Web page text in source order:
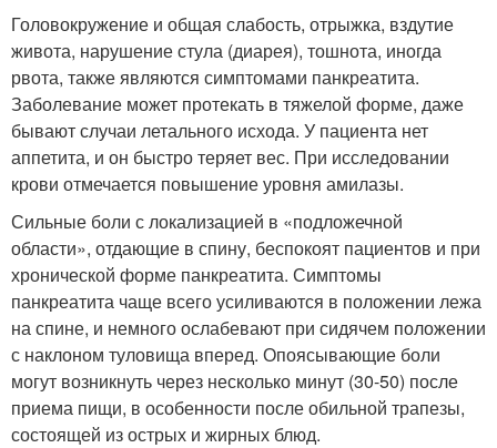
Головокружение и общая слабость, отрыжка, вздутие
живота, нарушение стула (диарея), тошнота, иногда
рвота, также являются симптомами панкреатита.
Заболевание может протекать в тяжелой форме, даже
бывают случаи летального исхода. У пациента нет
аппетита, и он быстро теряет вес. При исследовании
крови отмечается повышение уровня амилазы.
Сильные боли с локализацией в «подложечной
области», отдающие в спину, беспокоят пациентов и при
хронической форме панкреатита. Симптомы
панкреатита чаще всего усиливаются в положении лежа
на спине, и немного ослабевают при сидячем положении
с наклоном туловища вперед. Опоясывающие боли
могут возникнуть через несколько минут (30-50) после
приема пищи, в особенности после обильной трапезы,
состоящей из острых и жирных блюд.